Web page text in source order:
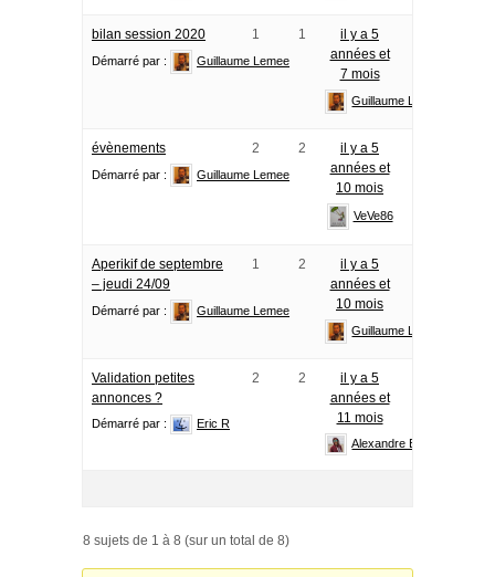
bilan session 2020
Démarré par : Guillaume Lemee
1 1
il y a 5
années et
7 mois
Guillaume Lemee
évènements
Démarré par : Guillaume Lemee
2 2
il y a 5
années et
10 mois
VeVe86
Aperikif de septembre
– jeudi 24/09
Démarré par : Guillaume Lemee
1 2
il y a 5
années et
10 mois
Guillaume Lemee
Validation petites
annonces ?
Démarré par : Eric R
2 2
il y a 5
années et
11 mois
Alexandre Baril
8 sujets de 1 à 8 (sur un total de 8)